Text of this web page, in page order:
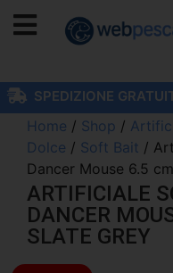
SPEDIZIONE
Home / Shop /
Dolce / Soft Bait /
Dancer Mouse 6.5
ARTIFICIALE
DANCER
SLATE GREY